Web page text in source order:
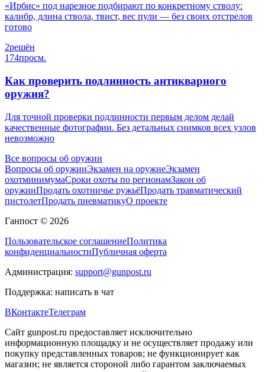
«Ирбис» под нарезное подбирают по конкретному стволу:
калибр, длина ствола, твист, вес пули — без своих отстрелов
готово
2решён
174просм.
Как проверить подлинность антикварного
оружия?
Для точной проверки подлинности первым делом делай
качественные фотографии. Без детальных снимков всех узлов
невозможно
Все вопросы об оружии
Вопросы об оружииЭкзамен на оружиеЭкзамен
охотминимумаСроки охоты по регионамЗакон об
оружииПродать охотничье ружьёПродать травматический
пистолетПродать пневматикуО проекте
Ганпост © 2026
Пользовательское соглашениеПолитика
конфиденциальностиПубличная оферта
Администрация: support@gunpost.ru
Поддержка: написать в чат
ВКонтактеТелеграм
Сайт gunpost.ru предоставляет исключительно
информационную площадку и не осуществляет продажу или
покупку представленных товаров; не функционирует как
магазин; не является стороной либо гарантом заключаемых